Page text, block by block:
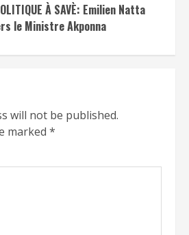
À SAVÈ: Emilien Natta
le Ministre Akponna
will not be published.
marked *